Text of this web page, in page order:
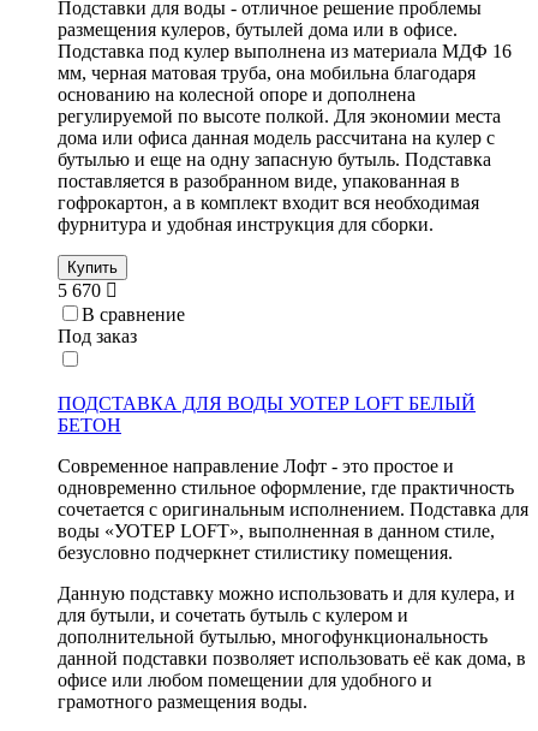
Подставки для воды - отличное решение проблемы
размещения кулеров, бутылей дома или в офисе.
Подставка под кулер выполнена из материала МДФ 16
мм, черная матовая труба, она мобильна благодаря
основанию на колесной опоре и дополнена
регулируемой по высоте полкой. Для экономии места
дома или офиса данная модель рассчитана на кулер с
бутылью и еще на одну запасную бутыль. Подставка
поставляется в разобранном виде, упакованная в
гофрокартон, а в комплект входит вся необходимая
фурнитура и удобная инструкция для сборки.
Купить
5 670
В сравнение
Под заказ
ПОДСТАВКА ДЛЯ ВОДЫ УОТЕР LOFT БЕЛЫЙ
БЕТОН
Современное направление Лофт - это простое и
одновременно стильное оформление, где практичность
сочетается с оригинальным исполнением. Подставка для
воды «УОТЕР LOFT», выполненная в данном стиле,
безусловно подчеркнет стилистику помещения.
Данную подставку можно использовать и для кулера, и
для бутыли, и сочетать бутыль с кулером и
дополнительной бутылью, многофункциональность
данной подставки позволяет использовать её как дома, в
офисе или любом помещении для удобного и
грамотного размещения воды.